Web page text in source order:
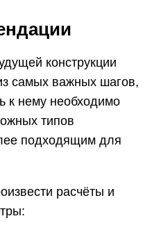
конструкции
самых важных шагов,
к нему необходимо
типов
подходящим для
расчёты и